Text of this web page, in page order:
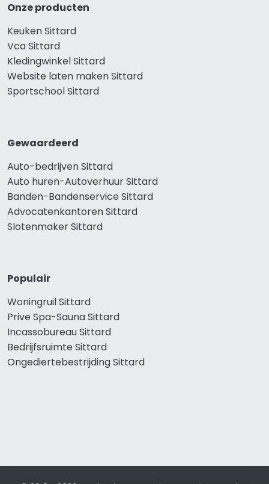
Onze producten
Keuken Sittard
Vca Sittard
Kledingwinkel Sittard
Website laten maken Sittard
Sportschool Sittard
Gewaardeerd
Auto-bedrijven Sittard
Auto huren-Autoverhuur Sittard
Banden-Bandenservice Sittard
Advocatenkantoren Sittard
Slotenmaker Sittard
Populair
Woningruil Sittard
Prive Spa-Sauna Sittard
Incassobureau Sittard
Bedrijfsruimte Sittard
Ongediertebestrijding Sittard